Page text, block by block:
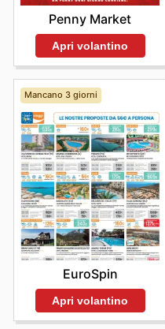
Penny Market
Apri volantino
Mancano 3 giorni
EuroSpin
Apri volantino